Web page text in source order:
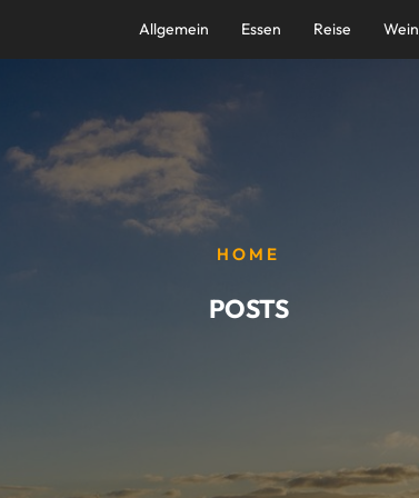
Allgemein Essen Reise Wein
HOME
POSTS